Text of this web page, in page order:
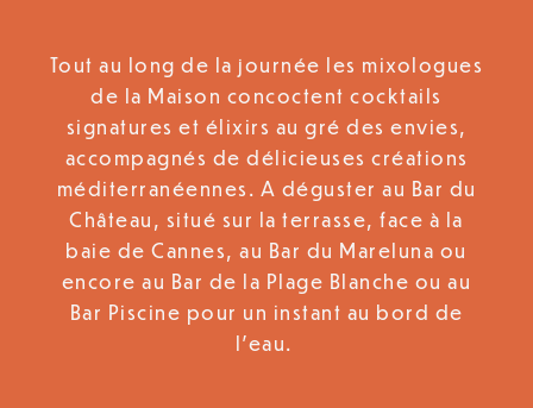
Tout au long de la journée les mixologues
de la Maison concoctent cocktails
signatures et élixirs au gré des envies,
accompagnés de délicieuses créations
méditerranéennes. A déguster au Bar du
Château, situé sur la terrasse, face à la
baie de Cannes, au Bar du Mareluna ou
encore au Bar de la Plage Blanche ou au
Bar Piscine pour un instant au bord de
l’eau.